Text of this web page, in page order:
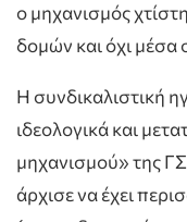
ο μηχανισμός
δομών και όχι μέσα
Η συνδικαλιστική
ιδεολογικά και
μηχανισμού» της
άρχισε να έχει